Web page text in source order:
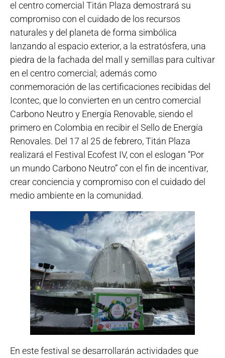
el centro comercial Titán Plaza demostrará su
compromiso con el cuidado de los recursos
naturales y del planeta de forma simbólica
lanzando al espacio exterior, a la estratósfera, una
piedra de la fachada del mall y semillas para cultivar
en el centro comercial; además como
conmemoración de las certificaciones recibidas del
Icontec, que lo convierten en un centro comercial
Carbono Neutro y Energía Renovable, siendo el
primero en Colombia en recibir el Sello de Energía
Renovales. Del 17 al 25 de febrero, Titán Plaza
realizará el Festival Ecofest IV, con el eslogan “Por
un mundo Carbono Neutro” con el fin de incentivar,
crear conciencia y compromiso con el cuidado del
medio ambiente en la comunidad.
En este festival se desarrollarán actividades que